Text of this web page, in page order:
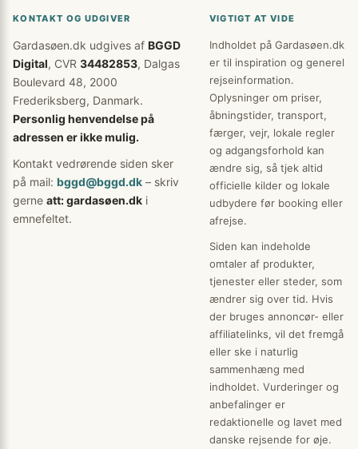
KONTAKT OG UDGIVER
Gardasøen.dk udgives af BGGD
Digital, CVR 34482853, Dalgas
Boulevard 48, 2000
Frederiksberg, Danmark.
Personlig henvendelse på
adressen er ikke mulig.
Kontakt vedrørende siden sker
på mail: bggd@bggd.dk – skriv
gerne att: gardasøen.dk i
emnefeltet.
VIGTIGT AT VIDE
Indholdet på Gardasøen.dk
er til inspiration og generel
rejseinformation.
Oplysninger om priser,
åbningstider, transport,
færger, vejr, lokale regler
og adgangsforhold kan
ændre sig, så tjek altid
officielle kilder og lokale
udbydere før booking eller
afrejse.
Siden kan indeholde
omtaler af produkter,
tjenester eller steder, som
ændrer sig over tid. Hvis
der bruges annoncør- eller
affiliatelinks, vil det fremgå
eller ske i naturlig
sammenhæng med
indholdet. Vurderinger og
anbefalinger er
redaktionelle og lavet med
danske rejsende for øje.